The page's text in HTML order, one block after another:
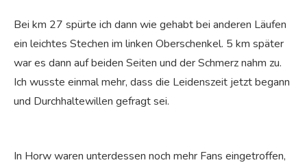
Bei km 27 spürte ich dann wie gehabt bei anderen Läufen
ein leichtes Stechen im linken Oberschenkel. 5 km später
war es dann auf beiden Seiten und der Schmerz nahm zu.
Ich wusste einmal mehr, dass die Leidenszeit jetzt begann
und Durchhaltewillen gefragt sei.
In Horw waren unterdessen noch mehr Fans eingetroffen,